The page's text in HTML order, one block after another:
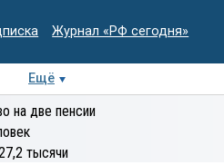
Журнал «РФ сегодня»
Ещё
Деловая
на две пенсии
тысячи